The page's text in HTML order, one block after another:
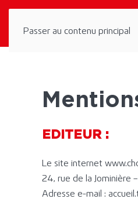
Passer au contenu principal
EDITEUR :
Le site internet
24, rue de la Jominière
Adresse e-mail :
Panneau de gestion des cookies